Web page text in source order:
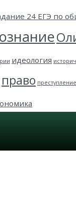
24 ЕГЭ по
идеология
право преступление